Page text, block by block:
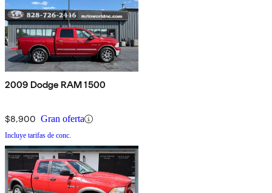
2009 Dodge RAM 1500
$8,900 Gran oferta
Incluye tarifas de conc.